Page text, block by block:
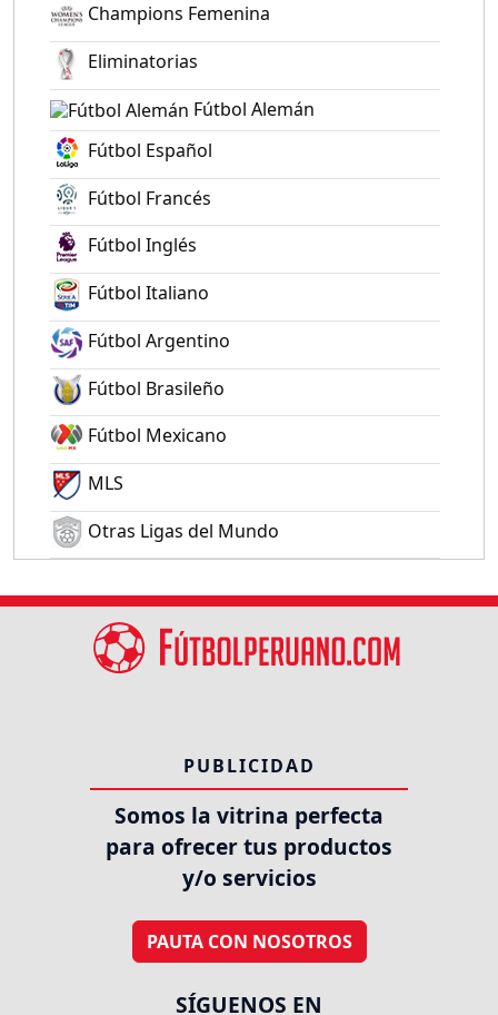
Champions Femenina
Eliminatorias
Fútbol Alemán
Fútbol Español
Fútbol Francés
Fútbol Inglés
Fútbol Italiano
Fútbol Argentino
Fútbol Brasileño
Fútbol Mexicano
MLS
Otras Ligas del Mundo
PUBLICIDAD
Somos la vitrina perfecta
para ofrecer tus productos
y/o servicios
PAUTA CON NOSOTROS
SÍGUENOS EN